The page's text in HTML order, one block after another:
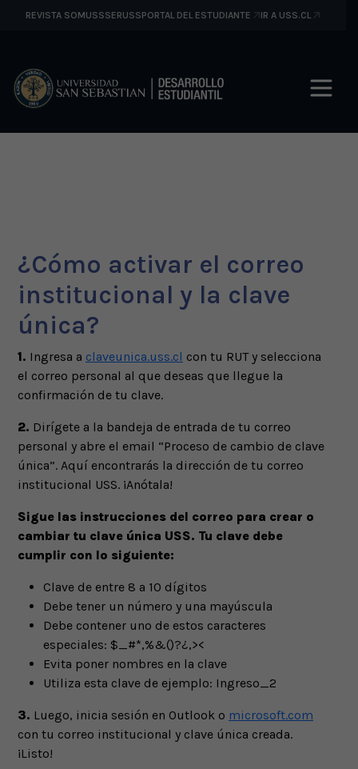
REVISTA SOMUSSSERUSSPORTAL DEL ESTUDIANTE IR A USS.CL
¿Cómo activar el correo
institucional y la clave
única?
1. Ingresa a claveunica.uss.cl con tu RUT y selecciona
el correo personal al que deseas que llegue la
confirmación de tu clave.
2. Dirígete a la bandeja de entrada de tu correo
personal y abre el email “Proceso de cambio de clave
única”. Aquí encontrarás la dirección de tu correo
institucional USS. ¡Anótala!
Sigue las instrucciones del correo para crear o
cambiar tu clave única USS. Tu clave debe
cumplir con lo siguiente:
Clave de entre 8 a 10 dígitos
Debe tener un número y una mayúscula
Debe contener uno de estos caracteres
especiales: $_#*,%&()?¿,><
Evita poner nombres en la clave
Utiliza esta clave de ejemplo: Ingreso_2
3. Luego, inicia sesión en Outlook o microsoft.com
con tu correo institucional y clave única creada.
¡Listo!